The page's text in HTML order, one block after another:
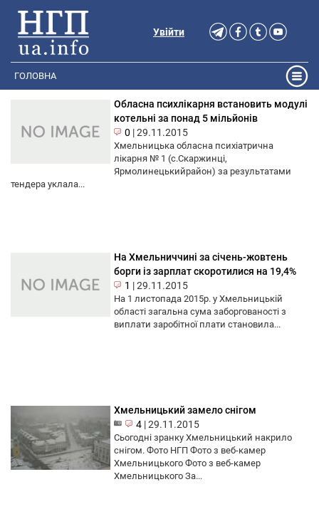
Увійти
ГОЛОВНА
Обласна психлікарня встановить модулі
котельні за понад 5 мільйонів
0 |29.11.2015
Хмельницька обласна психіатрична
лікарня № 1 (с.Скаржинці,
Ярмолинецькийрайон) за результатами
тендера уклала...
На Хмельниччині за січень-жовтень
борги із зарплат скоротилися на 19,4%
1 |29.11.2015
На 1 листопада 2015р. у Хмельницькій
області загальна сума заборгованості з
виплати заробітної плати становила...
Хмельницький замело снігом
4 |29.11.2015
Сьогодні зранку Хмельницький накрило
снігом. Фото НГП Фото з веб-камер
Хмельницького Фото з веб-камер
Хмельницького За...